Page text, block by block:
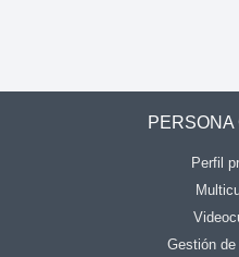
PERSONA
Perfil
Gestión